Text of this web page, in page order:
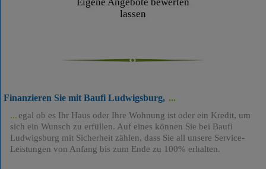
lassen
Finanzieren Sie mit Baufi Ludwigsburg,
egal ob es Ihr Haus oder Ihre Wohnung ist oder ein Kredit, um
sich ein Wunsch zu erfüllen. Auf eines können Sie bei Baufi
Ludwigsburg mit Sicherheit zählen, dass Sie all unsere Service-
Leistungen von Anfang bis zum Ende zu 100% erhalten.